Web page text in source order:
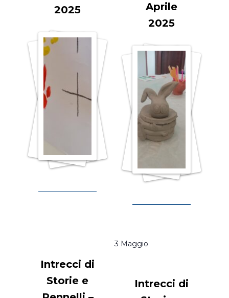
2025
Aprile
2025
Intrecci di
Storie e
3 Maggio
Intrecci di